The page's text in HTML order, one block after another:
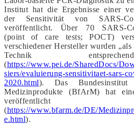
Institut hat die Ergebnisse einer
der Sensitivität von SARS-
veröffentlicht. Über 70 SARS-
(point of care tests; POCT)
verschiedener Hersteller wurden
Technik
(https://www.pei.de/SharedDocs/
siers/evaluierung-sensitivitaet-sars-
2020.html). Das
Medizinprodukte (BfArM) hat
veröffentlicht
(https://www.bfarm.de/DE/
e.html).